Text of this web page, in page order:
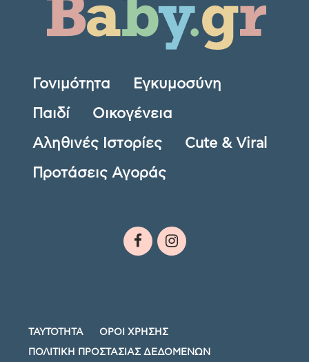
Γονιμότητα Εγκυμοσύνη
Παιδί Οικογένεια
Αληθινές Ιστορίες Cute & Viral
Προτάσεις Αγοράς
ΤΑΥΤΟΤΗΤΑ ΟΡΟΙ ΧΡΗΣΗΣ
ΠΟΛΙΤΙΚΗ ΠΡΟΣΤΑΣΙΑΣ ΔΕΔΟΜΕΝΩΝ